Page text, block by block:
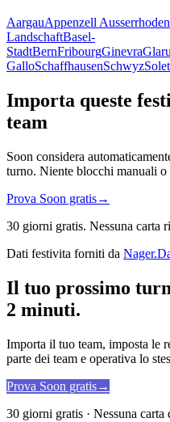
AargauAppenzell Ausserrhoden
LandschaftBasel-
StadtBernFribourgGinevra
GalloSchaffhausenSchwyz
Importa queste
team
Soon considera
turno. Niente blocchi manuali o
Prova Soon gratis→
30 giorni gratis. Nessuna carta
Dati festivita forniti da
Il tuo prossimo
2 minuti.
Importa il tuo team, imposta le
parte dei team e operativa lo
Prova Soon gratis→
30 giorni gratis · Nessuna carta